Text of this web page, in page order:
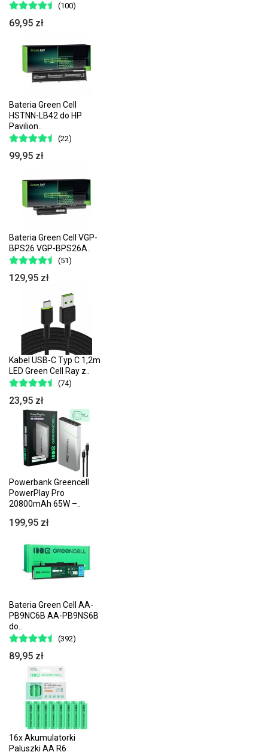
(100)
69,95 zł
Bateria Green Cell
HSTNN-LB42 do HP
Pavilion..
(22)
99,95 zł
Bateria Green Cell VGP-
BPS26 VGP-BPS26A..
(51)
129,95 zł
Kabel USB-C Typ C 1,2m
LED Green Cell Ray z..
(74)
23,95 zł
Powerbank Greencell
PowerPlay Pro
20800mAh 65W –..
199,95 zł
Bateria Green Cell AA-
PB9NC6B AA-PB9NS6B
do..
(392)
89,95 zł
16x Akumulatorki
Paluszki AA R6